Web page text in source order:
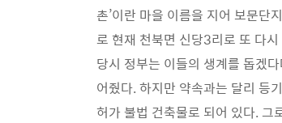
촌’이란 마을 이름을 지어 보문단
로 현재 천북면 신당3리로 또 다
당시 정부는 이들의 생계를 돕겠
어줬다. 하지만 약속과는 달리 등
허가 불법 건축물로 되어 있다. 그